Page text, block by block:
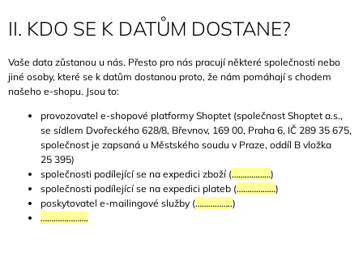
II. KDO SE K DATŮM DOSTANE?
Vaše data zůstanou u nás. Přesto pro nás pracují některé společnosti nebo
jiné osoby, které se k datům dostanou proto, že nám pomáhají s chodem
našeho e-shopu. Jsou to:
provozovatel e-shopové platformy Shoptet (společnost Shoptet a.s.,
se sídlem Dvořeckého 628/8, Břevnov, 169 00, Praha 6, IČ 289 35 675,
společnost je zapsaná u Městského soudu v Praze, oddíl B vložka
25 395)
společnosti podílející se na expedici zboží (………………)
společnosti podílející se na expedici plateb (………………)
poskytovatel e-mailingové služby (……………..)
………………….